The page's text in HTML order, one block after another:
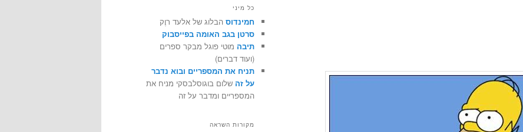
כל מיני
חמינדוס הבלוג של אלעד רוֶק
סרטן בגב האומה בפייסבוק
תיבה מוטי פוגל מבקר ספרים
(ועוד דברים)
תניח את המספריים ובוא נדבר
על זה שלום בוגוסלבסקי מניח את
המספריים ומדבר על זה
מקורות השראה